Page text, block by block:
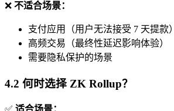
❌ 不适合场景：
支付应用（用户无法接受 7 天提款）
高频交易（最终性延迟影响体验）
需要隐私保护的场景
4.2 何时选择 ZK Rollup？